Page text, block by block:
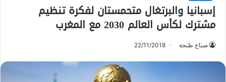
إسبانيا والبرتغال متحمستان لفكرة تنظيم
مشترك لكأس العالم 2030 مع المغرب
صباح طنجة 22/11/2018